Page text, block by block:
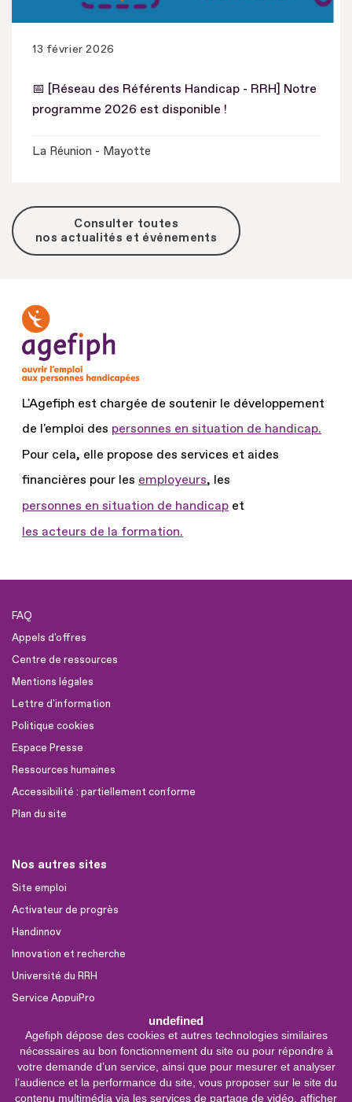
undefined
Agefiph dépose des cookies et autres technologies similaires
nécessaires au bon fonctionnement du site ou pour répondre à
votre demande d’un service, ainsi que pour mesurer et analyser
l’audience et la performance du site, vous proposer sur le site du
contenu multimédia via les services de partage de vidéo, afficher
13 février 2026
📅 [Réseau des Référents Handicap - RRH] Notre
programme 2026 est disponible !
La Réunion - Mayotte
Consulter toutes
nos actualités et événements
L'Agefiph est chargée de soutenir le développement
de l'emploi des personnes en situation de handicap.
Pour cela, elle propose des services et aides
financières pour les employeurs, les
personnes en situation de handicap et
les acteurs de la formation.
FAQ
Appels d'offres
Centre de ressources
Mentions légales
Lettre d'information
Politique cookies
Espace Presse
Ressources humaines
Accessibilité : partiellement conforme
Plan du site
Nos autres sites
Site emploi
Activateur de progrès
Handinnov
Innovation et recherche
Université du RRH
Service AppuiPro
Nous suivre
Youtube
Linkedin